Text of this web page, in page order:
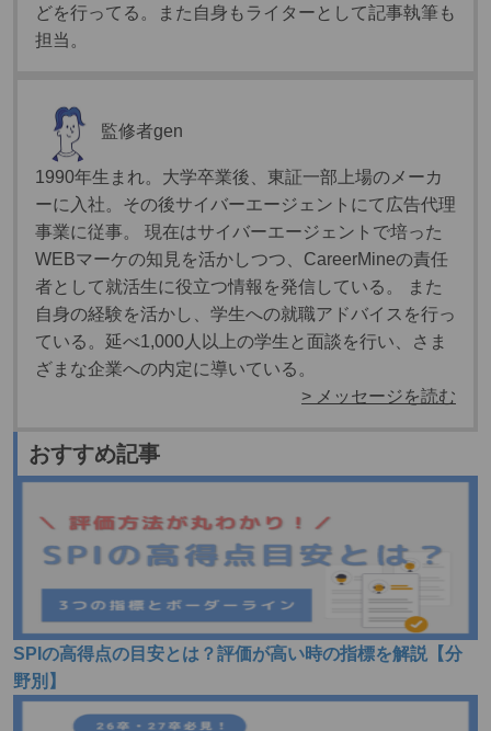
どを行ってる。また自身もライターとして記事執筆も
担当。
監修者gen
1990年生まれ。大学卒業後、東証一部上場のメーカ
ーに入社。その後サイバーエージェントにて広告代理
事業に従事。 現在はサイバーエージェントで培った
WEBマーケの知見を活かしつつ、CareerMineの責任
者として就活生に役立つ情報を発信している。 また
自身の経験を活かし、学生への就職アドバイスを行っ
ている。延べ1,000人以上の学生と面談を行い、さま
ざまな企業への内定に導いている。
> メッセージを読む
おすすめ記事
SPIの高得点の目安とは？評価が高い時の指標を解説【分
野別】